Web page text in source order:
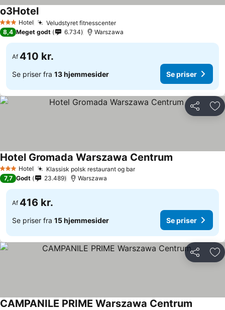
3 StjernerHotel Veludstyret fitnesscenterSe priser
o3HotelSe priser
8,4 Meget godt 6.734 Warszawa
Af 410 kr.
Se priser fra 13 hjemmesider Se priser
Del
3 StjernerHotel Klassisk polsk restaurant og barSe priser
Hotel Gromada Warszawa Centrum
7,7 Godt 23.489 Warszawa
Af 416 kr.
Se priser fra 15 hjemmesider Se priser
Del
CAMPANILE PRIME Warszawa Centrum